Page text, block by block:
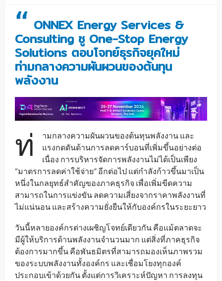
“ ONNEX Energy Services &
Consulting ชู One-Stop Energy
Solutions ตอบโจทย์ธุรกิจยุคใหม่
ท่ามกลางความผันผวนของต้นทุน
พลังงาน
ท่
ามกลางความผันผวนของต้นทุนพลังงาน และ
แรงกดดันด้านการลดคาร์บอนที่เพิ่มขึ้นอย่างต่อ
เนื่อง การบริหารจัดการพลังงานไม่ได้เป็นเพียง
“มาตรการลดค่าใช้จ่าย” อีกต่อไป แต่กำลังก้าวขึ้นมาเป็น
หนึ่งในกลยุทธ์สำคัญของภาคธุรกิจ เพื่อเพิ่มขีดความ
สามารถในการแข่งขัน ลดความเสี่ยงจากราคาพลังงานที่
ไม่แน่นอน และสร้างความยั่งยืนให้กับองค์กรในระยะยาว
วันนี้หลายองค์กรต่างเผชิญโจทย์เดียวกัน คือแม้ตลาดจะ
มีผู้ให้บริการด้านพลังงานจำนวนมาก แต่สิ่งที่ภาคธุรกิจ
ต้องการมากขึ้น คือพันธมิตรที่สามารถมองเห็นภาพรวม
ของระบบพลังงานทั้งองค์กร และเชื่อมโยงทุกองค์
ประกอบเข้าด้วยกัน ตั้งแต่การวิเคราะห์ปัญหา การลงทุน